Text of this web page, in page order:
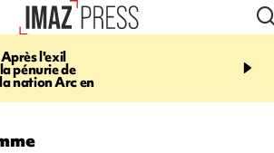
l'exil
pénurie de
nation Arc en
16:32
ans mis en examen et